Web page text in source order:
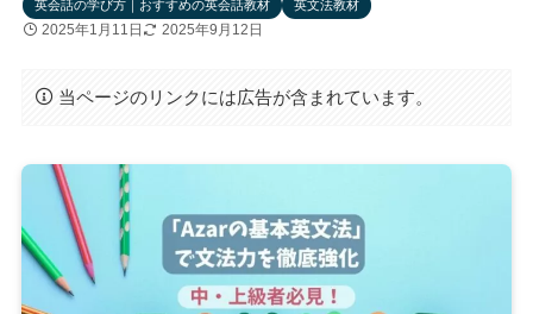
英会話の学び方｜おすすめの英会話教材
英文法教材
2025年1月11日 2025年9月12日
当ページのリンクには広告が含まれています。